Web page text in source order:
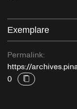
Exemplare
Permalink:
https://
0